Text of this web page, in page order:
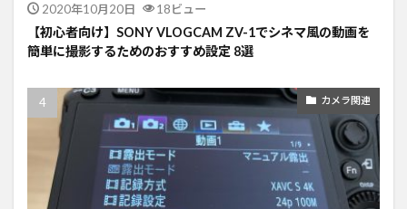
2020年10月20日 18ビュー
【初心者向け】SONY VLOGCAM ZV-1でシネマ風の動画を
簡単に撮影するためのおすすめ設定 8選
カメラ関連